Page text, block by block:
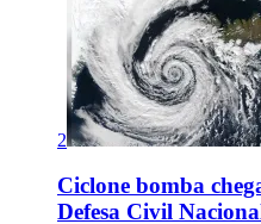
2
Ciclone bomba
Defesa Civil